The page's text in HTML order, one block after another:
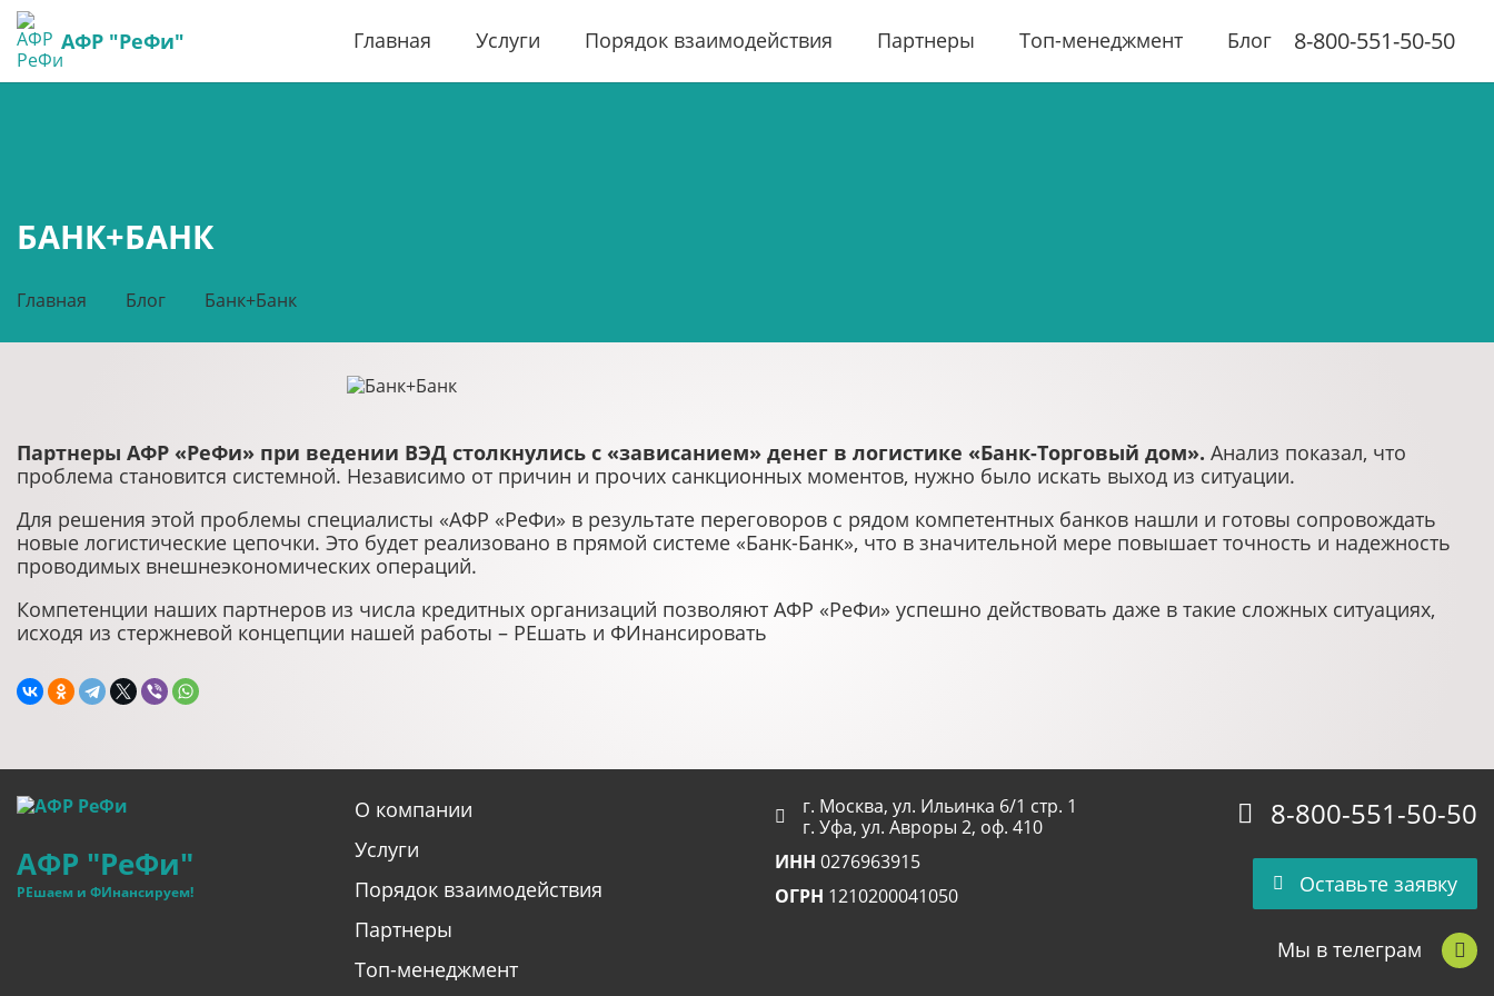
АФР "РеФи" Главная Услуги Порядок взаимодействия Партнеры Топ-менеджмент Блог 8-800-551-50-50
БАНК+БАНК
Главная Блог Банк+Банк
Партнеры АФР «РеФи» при ведении ВЭД столкнулись с «зависанием» денег в логистике «Банк-Торговый дом». Анализ показал, что
проблема становится системной. Независимо от причин и прочих санкционных моментов, нужно было искать выход из ситуации.
Для решения этой проблемы специалисты «АФР «РеФи» в результате переговоров с рядом компетентных банков нашли и готовы сопровождать
новые логистические цепочки. Это будет реализовано в прямой системе «Банк-Банк», что в значительной мере повышает точность и надежность
проводимых внешнеэкономических операций.
Компетенции наших партнеров из числа кредитных организаций позволяют АФР «РеФи» успешно действовать даже в такие сложных ситуациях,
исходя из стержневой концепции нашей работы – РЕшать и ФИнансировать
АФР "РеФи"
РЕшаем и ФИнансируем!
О компании
Услуги
Порядок взаимодействия
Партнеры
Топ-менеджмент
г. Москва, ул. Ильинка 6/1 стр. 1
г. Уфа, ул. Авроры 2, оф. 410
ИНН 0276963915
ОГРН 1210200041050
8-800-551-50-50
Оставьте заявку
Мы в телеграм